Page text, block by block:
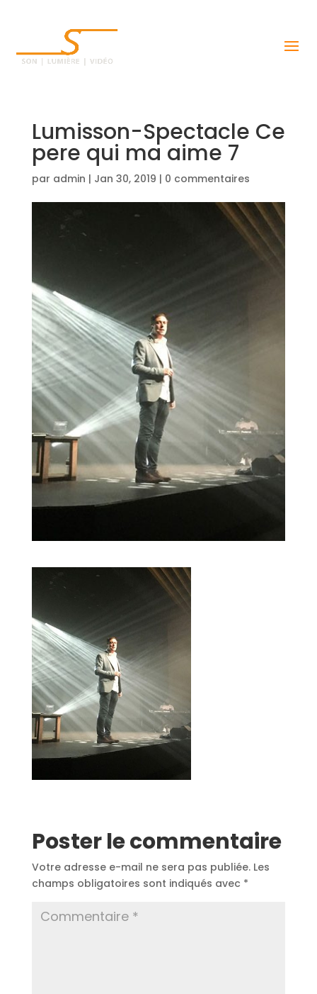
Lumisson-Spectacle Ce
pere qui ma aime 7
par admin | Jan 30, 2019 | 0 commentaires
Poster le commentaire
Votre adresse e-mail ne sera pas publiée. Les
champs obligatoires sont indiqués avec *